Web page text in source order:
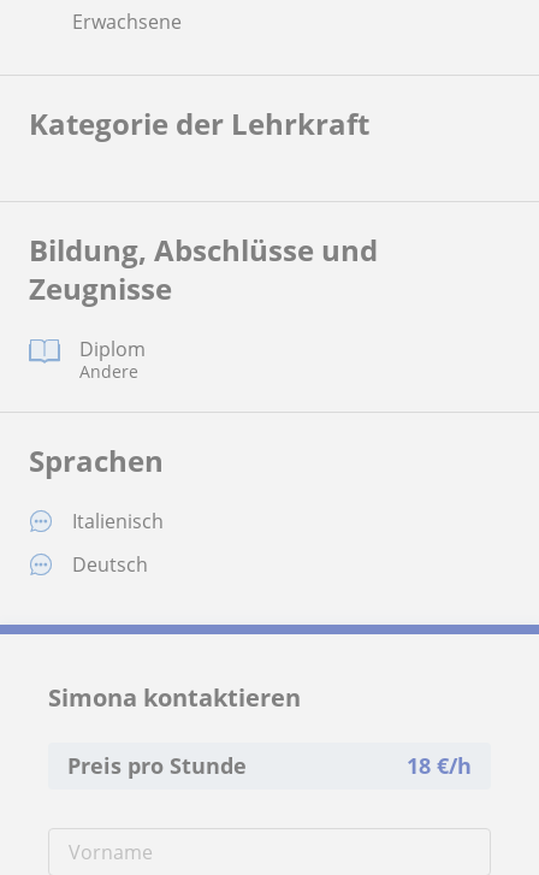
Erwachsene
Kategorie der Lehrkraft
Bildung, Abschlüsse und
Zeugnisse
Diplom
Andere
Sprachen
Italienisch
Deutsch
Simona kontaktieren
Preis pro Stunde 18€/h